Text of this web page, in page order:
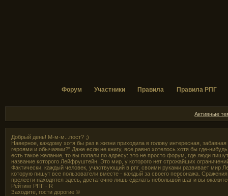
Форум Участники Правила Правила РПГ
Активные
Добрый день! М-м-м...пост? ;)
Наверное, каждому хотя бы раз в жизни приходила в голову интересная,
героями и обычаями?" Даже если не книгу, все равно хотелось хотя бы где-
есть такое желание, то вы попали по адресу: это не просто форум, где люди
название которого Лейфруштейн. Это мир, у которого нет строжайших
Фактически, каждый человек, участвующий в рпг, своими руками развивает мир
которую пишут все пользователи вместе - каждый за своего персонажа.
прелести находятся здесь, достаточно лишь сделать небольшой шаг и вы
Рейтинг РПГ - R
Заходите, гости дорогие ©